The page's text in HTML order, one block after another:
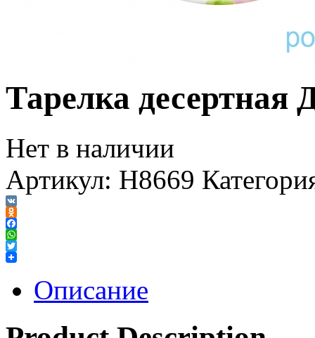
Тарелка десертная
Нет в наличии
Артикул: H8669
VK
Odnoklassniki
Facebook
WhatsApp
Twitter
Описание